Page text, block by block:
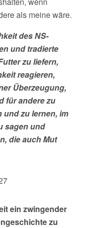
als meine wäre.
des NS-
und tradierte
zu liefern,
reagieren,
Überzeugung,
für andere zu
und zu lernen, im
sagen und
die auch Mut
ein zwingender
zu